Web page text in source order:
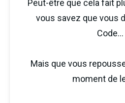
Peut-être que cela fait
vous savez que vous
Code...
Mais que vous
moment de